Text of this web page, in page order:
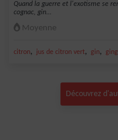
Quand la guerre et l'exotisme se
cognac, gin...
Moyenne
citron, jus de citron vert, gin,
Découvrez